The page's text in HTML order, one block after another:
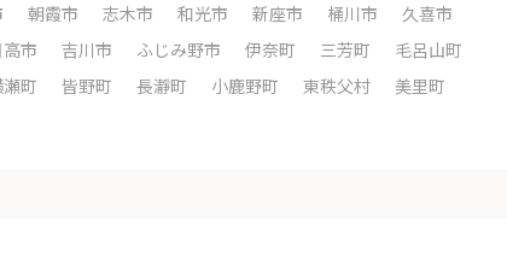
朝霞市 志木市 和光市 新座市 桶川市
久喜市
高市 吉川市 ふじみ野市 伊奈町 三芳町
毛呂山町
瀬町 皆野町 長瀞町 小鹿野町 東秩父村
美里町